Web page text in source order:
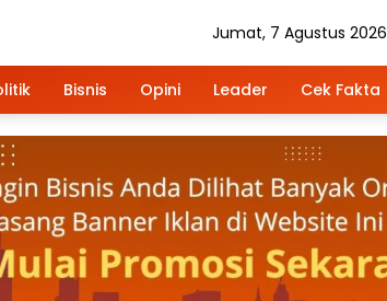
Jumat, 7 Agustus 2026
Bisnis Opini Leader Cek Fakta